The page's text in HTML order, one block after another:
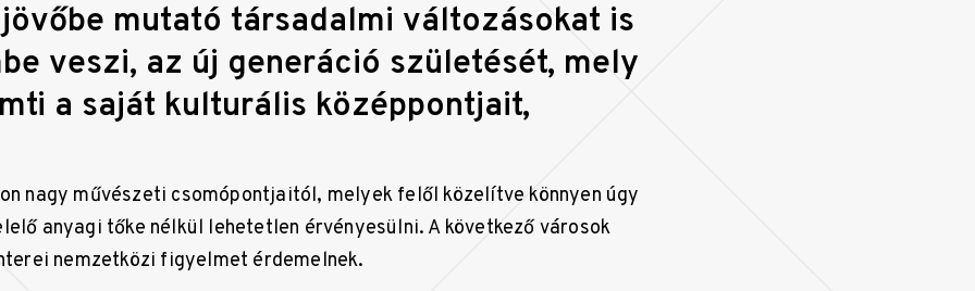
mutató társadalmi változásokat is
veszi, az új generáció születését, mely
a saját kulturális középpontjait,
nagy művészeti csomópontjaitól, melyek felől közelítve könnyen úgy
anyagi tőke nélkül lehetetlen érvényesülni. A következő városok
nemzetközi figyelmet érdemelnek.